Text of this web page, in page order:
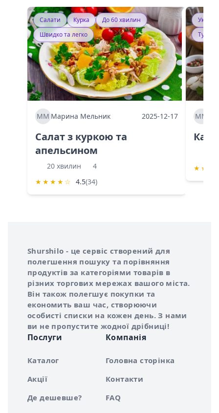
Салати Курка
До 60 хвилин
Швидко та легко
ММ Марина Мельник 2025-12-17
Салат з куркою та
апельсином
20 хвилин
4
★ ★ ★ ★ ☆ 4.5(34)
ММ
★ ★
Про сервіс Shurshilo
Shurshilo - це сервіс створений для
полегшення пошуку та порівняння
продуктів за категоріями товарів в
різних торгових мережах вашого міста.
Він також полегшує покупки та
економить ваш час, створюючи
особисті списки на кожен день. З нами
ви не пропустите жодної дрібниці!
Послуги
Каталог
Акції
Де дешевше?
Компанія
Головна сторінка
Контакти
FAQ